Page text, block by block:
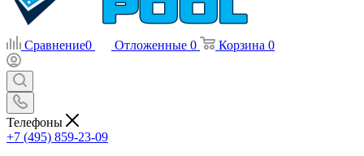
Сравнение0 Отложенные 0 Корзина 0
Телефоны
+7 (495) 859-23-09